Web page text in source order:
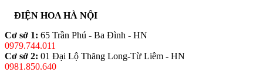
ĐIỆN HOA HÀ NỘI
Cơ sở 1: 65 Trần Phú - Ba Đình - HN
0979.744.011
Cơ sở 2: 01 Đại Lộ Thăng Long-Từ Liêm - HN
0981.850.640